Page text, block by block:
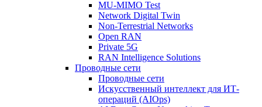
MU-MIMO Test
Network Digital Twin
Non-Terrestrial Networks
Open RAN
Private 5G
RAN Intelligence Solutions
Проводные сети
Проводные сети
Искусственный интеллект для ИТ-
операций (AIOps)